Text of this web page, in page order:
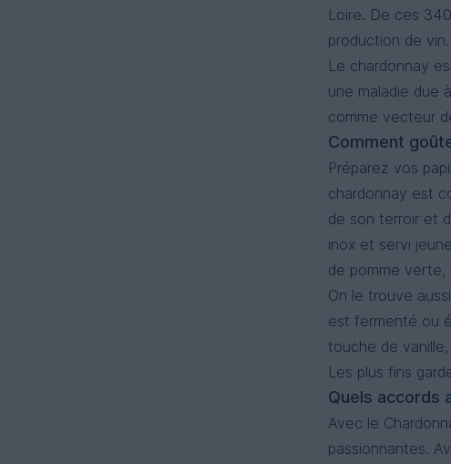
Loire. De ces
production de vin.
Le chardonnay
une maladie due
comme vecteur
Comment
Préparez vos
chardonnay est
de son terroir et
inox et servi
de pomme verte,
On le trouve
est fermenté ou
touche de
Les plus fins
Quels accords
Avec le
passionnantes.